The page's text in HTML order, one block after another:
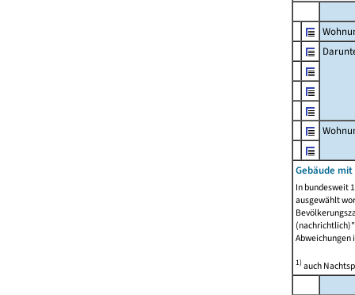
Gebäude
In bundesweit
ausgewählt
Abweichungen
1)auch